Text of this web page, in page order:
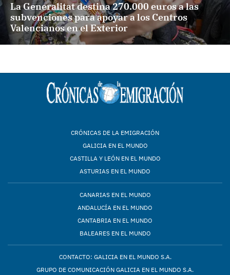
La Generalitat destina 270.000 euros a las
subvenciones para apoyar a los Centros
Valencianos en el Exterior
CRÓNICAS DE LA EMIGRACIÓN
GALICIA EN EL MUNDO
CASTILLA Y LEÓN EN EL MUNDO
ASTURIAS EN EL MUNDO
CANARIAS EN EL MUNDO
ANDALUCÍA EN EL MUNDO
CANTABRIA EN EL MUNDO
BALEARES EN EL MUNDO
CONTACTO: GALICIA EN EL MUNDO S.A.
GRUPO DE COMUNICACIÓN GALICIA EN EL MUNDO S.A.